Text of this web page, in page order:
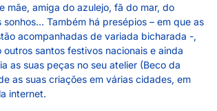
mãe, amiga do azulejo, fã do mar, do
Também há presépios – em que as
acompanhadas de variada bicharada -,
santos festivos nacionais e ainda
as suas peças no seu atelier (Beco da
as suas criações em várias cidades, em
internet.